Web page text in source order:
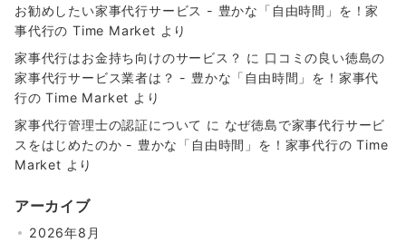
お勧めしたい家事代行サービス - 豊かな「自由時間」を！家
事代行の Time Market より
家事代行はお金持ち向けのサービス？ に 口コミの良い徳島の
家事代行サービス業者は？ - 豊かな「自由時間」を！家事代
行の Time Market より
家事代行管理士の認証について に なぜ徳島で家事代行サービ
スをはじめたのか - 豊かな「自由時間」を！家事代行の Time
Market より
アーカイブ
2026年8月